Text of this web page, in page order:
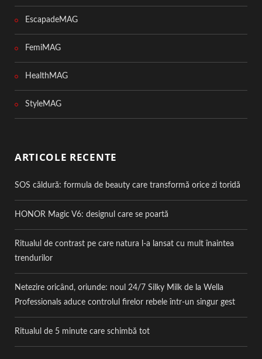
EscapadeMAG
FemiMAG
HealthMAG
StyleMAG
ARTICOLE RECENTE
SOS căldură: formula de beauty care transformă orice zi toridă
HONOR Magic V6: designul care se poartă
Ritualul de contrast pe care natura l-a lansat cu mult înaintea
trendurilor
Netezire oricând, oriunde: noul 24/7 Silky Milk de la Wella
Professionals aduce controlul firelor rebele într-un singur gest
Ritualul de 5 minute care schimbă tot